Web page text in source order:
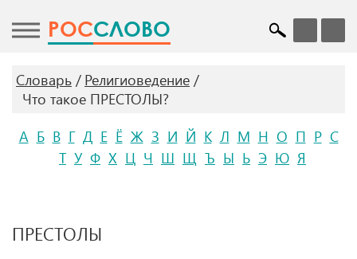
POCСЛОВО
Словарь
Религиоведение
Что такое ПРЕСТОЛЫ?
А Б В Г Д Е Ё Ж З И Й К Л М Н О П Р С
Т У Ф Х Ц Ч Ш Щ Ъ Ы Ь Э Ю Я
ПРЕСТОЛЫ